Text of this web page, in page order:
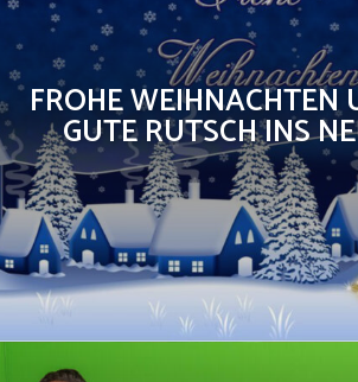
FROHE WEIHNACHTEN
GUTE RUTSCH INS